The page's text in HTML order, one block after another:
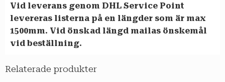
Vid leverans genom DHL Service Point
levereras listerna på en längder som är max
1500mm. Vid önskad längd mailas önskemål
vid beställning.
Relaterade produkter